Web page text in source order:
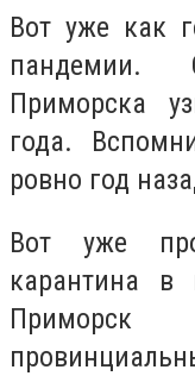
Вот уже как
пандемии.
Приморска
года.
ровно год
Вот уже
карантина в